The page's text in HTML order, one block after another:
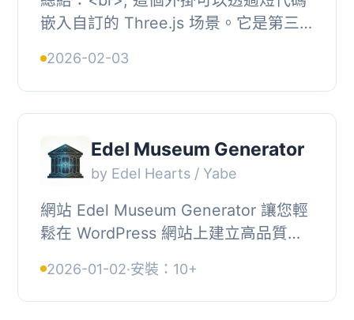
嵌入自訂的 Three.js 场景。它是第三
分。請記住 Three.js 是其各自所有者
的商標...
2026-02-03
Edel Museum Generator
by Edel Hearts / Yabe
網站 Edel Museum Generator 讓您輕
鬆在 WordPress 網站上建立高品質的
技術，提供流暢、身臨其境的「第一人
稱射擊」(...
2026-01-02·安裝：10+